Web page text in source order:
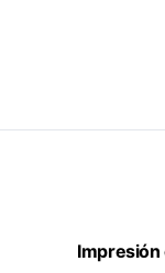
Impresión